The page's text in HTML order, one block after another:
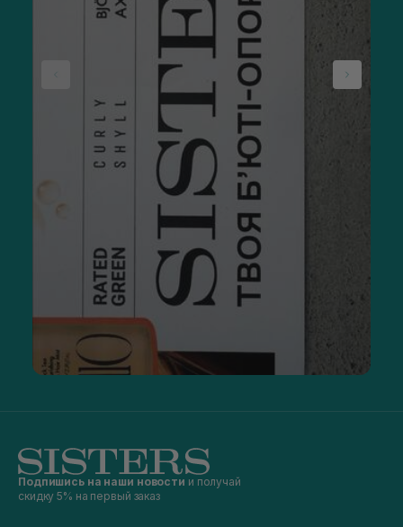
Подпишись на наши новости и получай
скидку 5% на первый заказ